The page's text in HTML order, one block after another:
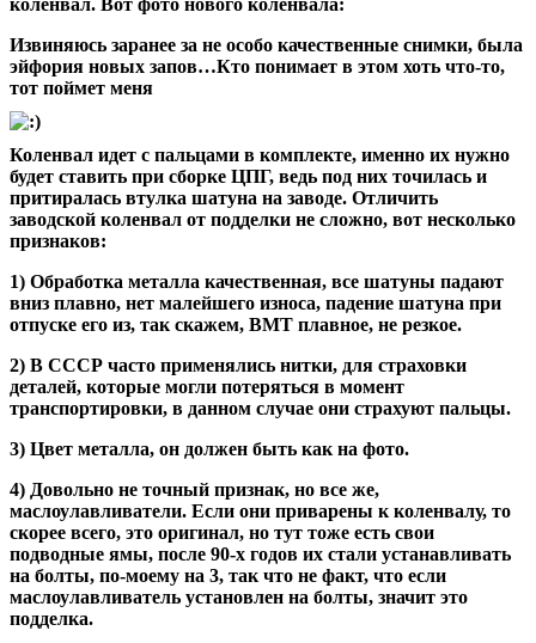
Извиняюсь заранее за не особо качественные снимки, была
эйфория новых запов…Кто понимает в этом хоть что-то,
тот поймет меня
Коленвал идет с пальцами в комплекте, именно их нужно
будет ставить при сборке ЦПГ, ведь под них точилась и
притиралась втулка шатуна на заводе. Отличить
заводской коленвал от подделки не сложно, вот несколько
признаков:
1) Обработка металла качественная, все шатуны падают
вниз плавно, нет малейшего износа, падение шатуна при
отпуске его из, так скажем, ВМТ плавное, не резкое.
2) В СССР часто применялись нитки, для страховки
деталей, которые могли потеряться в момент
транспортировки, в данном случае они страхуют пальцы.
3) Цвет металла, он должен быть как на фото.
4) Довольно не точный признак, но все же,
маслоулавливатели. Если они приварены к коленвалу, то
скорее всего, это оригинал, но тут тоже есть свои
подводные ямы, после 90-х годов их стали устанавливать
на болты, по-моему на 3, так что не факт, что если
маслоулавливатель установлен на болты, значит это
подделка.